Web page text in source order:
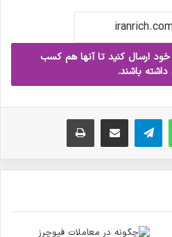
ارسال کنید تا آنها هم کسب
داشته باشند.
واتس آپ تلگرام ارسال ایمیل چاپ